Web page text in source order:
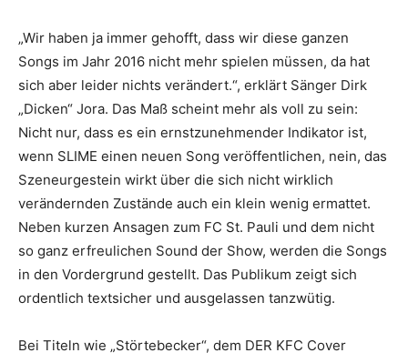
„Wir haben ja immer gehofft, dass wir diese ganzen
Songs im Jahr 2016 nicht mehr spielen müssen, da hat
sich aber leider nichts verändert.“, erklärt Sänger Dirk
„Dicken“ Jora. Das Maß scheint mehr als voll zu sein:
Nicht nur, dass es ein ernstzunehmender Indikator ist,
wenn SLIME einen neuen Song veröffentlichen, nein, das
Szeneurgestein wirkt über die sich nicht wirklich
verändernden Zustände auch ein klein wenig ermattet.
Neben kurzen Ansagen zum FC St. Pauli und dem nicht
so ganz erfreulichen Sound der Show, werden die Songs
in den Vordergrund gestellt. Das Publikum zeigt sich
ordentlich textsicher und ausgelassen tanzwütig.
Bei Titeln wie „Störtebecker“, dem DER KFC Cover